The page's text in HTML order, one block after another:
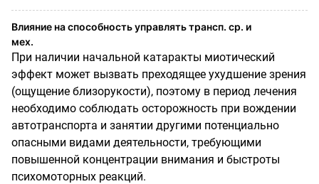
Влияние на способность управлять трансп. ср. и
мех.
При наличии начальной катаракты миотический
эффект может вызвать преходящее ухудшение зрения
(ощущение близорукости), поэтому в период лечения
необходимо соблюдать осторожность при вождении
автотранспорта и занятии другими потенциально
опасными видами деятельности, требующими
повышенной концентрации внимания и быстроты
психомоторных реакций.